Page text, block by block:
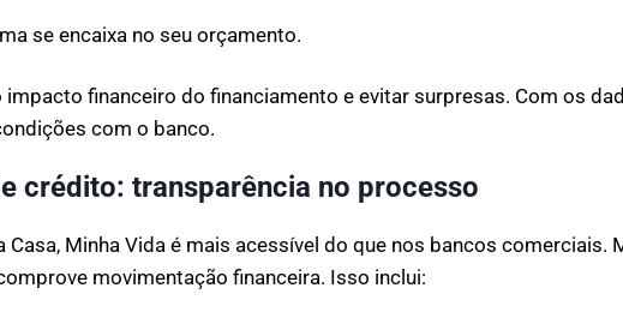
se encaixa no seu orçamento.
financeiro do financiamento e evitar surpresas. Com os
com o banco.
crédito: transparência no processo
Minha Vida é mais acessível do que nos bancos comerciais.
movimentação financeira. Isso inclui: